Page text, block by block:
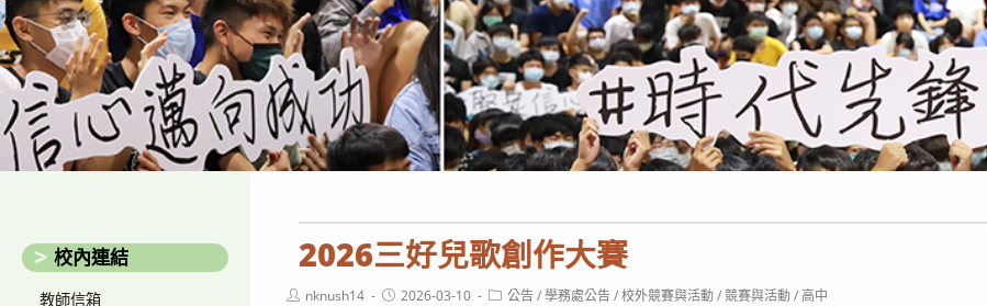
AFFILIATED SENIOR HIGH SCHOOL OF NATIONAL KAOHSIUNG NORMAL UNIVERSITY
2026三好兒歌創作大賽
Postnknush14
Post2026-03-10
Post公告 / 學務處公告 / 校外競賽與活動 / 競賽與活動 / 高中
校內連結
教師信箱